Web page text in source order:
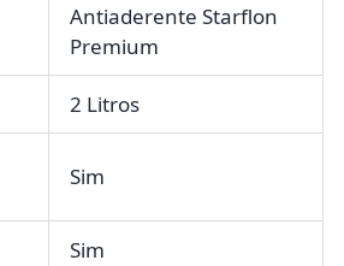
Antiaderente Starflon
Premium
2 Litros
Sim
Sim